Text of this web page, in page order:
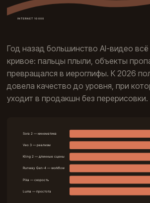
Год назад большинство AI-видео
кривое: пальцы плыли, объекты
превращался в иероглифы. К 2026
довела качество до уровня, при
уходит в продакшн без перерисовки.